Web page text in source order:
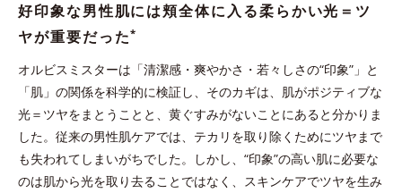
炭の約1.2倍の皮脂吸着能力がある“皮脂吸着微粒
を吸着洗浄。
*1 皮脂吸着微粒子と炭を各2gとり、人工皮脂に滴下した際に吸油した量を
測定する。N＝3, P<0.05, student t-test ＜ポーラ化成研究所調べ＞
*2 ケイ酸Ａｌ・Ｍｇ（洗浄成分）
*3 角層まで
与える
好印象な男性肌には頬全体に入る柔らかい光＝ツ
ヤが重要だった*
オルビスミスターは「清潔感・爽やかさ・若々しさの“印象”」と
「肌」の関係を科学的に検証し、そのカギは、肌がポジティブな
光＝ツヤをまとうことと、黄ぐすみがないことにあると分かりま
した。従来の男性肌ケアでは、テカリを取り除くためにツヤまで
も失われてしまいがちでした。しかし、“印象”の高い肌に必要な
のは肌から光を取り去ることではなく、スキンケアでツヤを生み